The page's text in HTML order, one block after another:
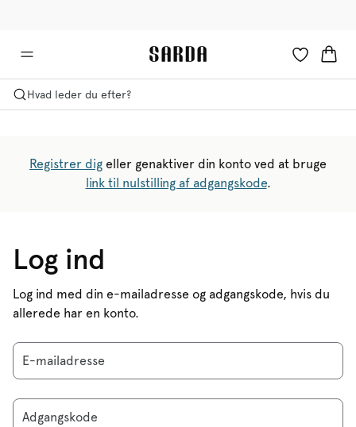
Hvad leder du efter?
Registrer dig eller genaktiver din konto ved at bruge
link til nulstilling af adgangskode.
Log ind
Log ind med din e-mailadresse og adgangskode, hvis du
allerede har en konto.
E-mailadresse
Adgangskode